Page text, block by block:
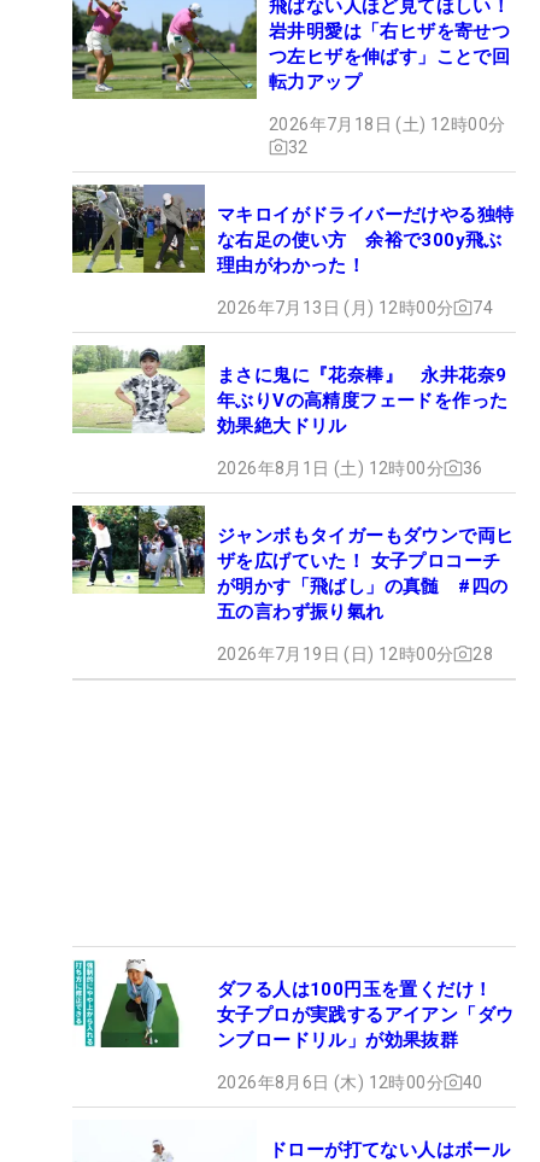
飛ばない人ほど見てほしい！
岩井明愛は「右ヒザを寄せつ
つ左ヒザを伸ばす」ことで回
転力アップ
2026年7月18日 (土) 12時00分
32
マキロイがドライバーだけやる独特
な右足の使い方 余裕で300y飛ぶ
理由がわかった！
2026年7月13日 (月) 12時00分 74
まさに鬼に『花奈棒』 永井花奈9
年ぶりVの高精度フェードを作った
効果絶大ドリル
2026年8月1日 (土) 12時00分 36
ジャンボもタイガーもダウンで両ヒ
ザを広げていた！ 女子プロコーチ
が明かす「飛ばし」の真髄 #四の
五の言わず振り氣れ
2026年7月19日 (日) 12時00分 28
ダフる人は100円玉を置くだけ！
女子プロが実践するアイアン「ダウ
ンブロードリル」が効果抜群
2026年8月6日 (木) 12時00分 40
ドローが打てない人はボール